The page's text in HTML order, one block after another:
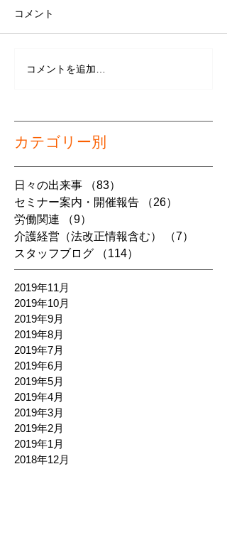
コメント
コメントを追加…
カテゴリー別
日々の出来事 （83）
セミナー案内・開催報告
（26）
労働関連
（9）
介護経営（法改正情報含む）
（7）
スタッフブログ
（114）
2019年11月
2019年10月
2019年9月
2019年8月
2019年7月
2019年6月
2019年5月
2019年4月
2019年3月
2019年2月
2019年1月
2018年12月